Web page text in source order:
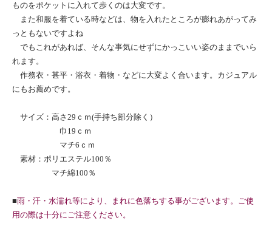
ものをポケットに入れて歩くのは大変です。
また和服を着ている時などは、物を入れたところが膨れあがってみ
っともないですよね
でもこれがあれば、そんな事気にせずにかっこいい姿のままでいら
れます。
作務衣・甚平・浴衣・着物・などに大変よく合います。カジュアル
にもお薦めです。
サイズ：高さ29ｃｍ(手持ち部分除く）
巾19ｃｍ
マチ6ｃｍ
素材：ポリエステル100％
マチ綿100％
■雨・汗・水濡れ等により、まれに色落ちする事がございます。ご使
用の際は十分にご注意ください。